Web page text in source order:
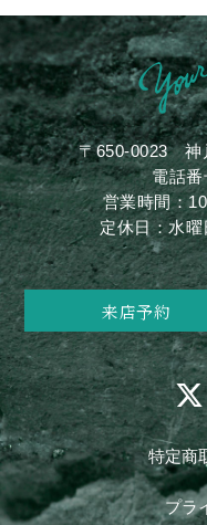
〒650-0023神
電話
営業時間：
定休日：水
来店予約
特定商
プラ